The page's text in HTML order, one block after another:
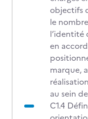
objectifs
le
l’identité
en
marque,
au sein
C1.4